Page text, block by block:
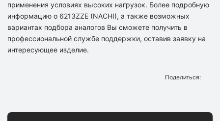
применения условиях высоких нагрузок. Более подробную
информацию о 6213ZZE (NACHI), а также возможных
вариантах подбора аналогов Вы сможете получить в
профессиональной службе поддержки, оставив заявку на
интересующее изделие.
Поделиться: